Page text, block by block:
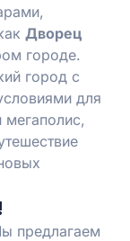
Дворец
городе.
город с
для
предлагаем